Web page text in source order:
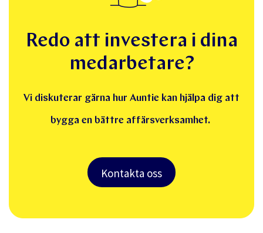
Redo att investera i dina
medarbetare?
Vi diskuterar gärna hur Auntie kan hjälpa dig att
bygga en bättre affärsverksamhet.
Kontakta oss